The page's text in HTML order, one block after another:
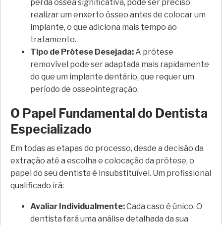
perda óssea significativa, pode ser preciso
realizar um enxerto ósseo antes de colocar um
implante, o que adiciona mais tempo ao
tratamento.
Tipo de Prótese Desejada:A prótese
removível pode ser adaptada mais rapidamente
do que um implante dentário, que requer um
período de osseointegração.
O Papel Fundamental do Dentista
Especializado
Em todas as etapas do processo, desde a decisão da
extração até a escolha e colocação da prótese, o
papel do seu dentista é insubstituível. Um profissional
qualificado irá:
Avaliar Individualmente:Cada caso é único. O
dentista fará uma análise detalhada da sua